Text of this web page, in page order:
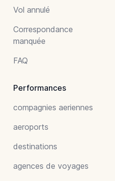
Vol annulé
Correspondance
manquée
FAQ
Performances
compagnies aeriennes
aeroports
destinations
agences de voyages